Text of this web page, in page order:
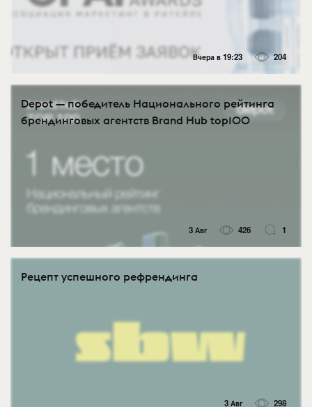
Вчера в 19:23 204
Depot — победитель Национального рейтинга
брендинговых агентств Brand Hub top100
3 Авг 426 1
Рецепт успешного рефрендинга
3 Авг 298